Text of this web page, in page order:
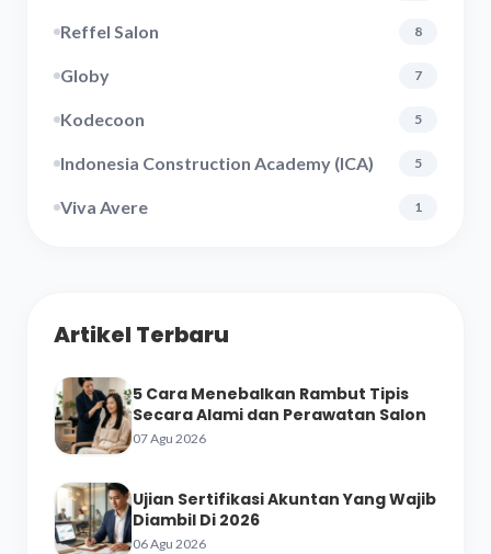
Reffel Salon 8
Globy 7
Kodecoon 5
Indonesia Construction Academy (ICA) 5
Viva Avere 1
Artikel Terbaru
5 Cara Menebalkan Rambut Tipis
Secara Alami dan Perawatan Salon
07 Agu 2026
Ujian Sertifikasi Akuntan Yang Wajib
Diambil Di 2026
06 Agu 2026